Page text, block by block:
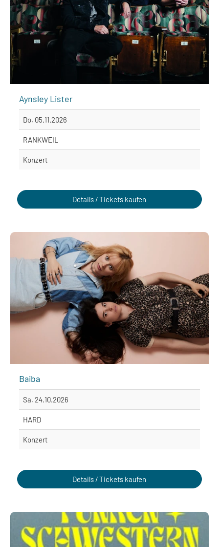
Aynsley Lister
Do, 05.11.2026
RANKWEIL
Konzert
Details / Tickets kaufen
Baiba
Sa, 24.10.2026
HARD
Konzert
Details / Tickets kaufen